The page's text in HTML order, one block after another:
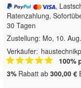
,
Ratenzahlung,
30 Tagen
Zustellung: Mo, 10.
Verkäufer:
100%
3% Rabatt ab 300,00 €